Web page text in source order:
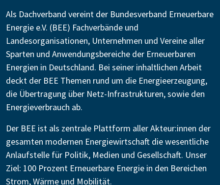
Als Dachverband vereint der Bundesverband Erneuerbare
Energie e.V. (BEE) Fachverbände und
Landesorganisationen, Unternehmen und Vereine aller
Sparten und Anwendungsbereiche der Erneuerbaren
Energien in Deutschland. Bei seiner inhaltlichen Arbeit
deckt der BEE Themen rund um die Energieerzeugung,
die Übertragung über Netz-Infrastrukturen, sowie den
Energieverbrauch ab.
Der BEE ist als zentrale Plattform aller Akteur:innen der
gesamten modernen Energiewirtschaft die wesentliche
Anlaufstelle für Politik, Medien und Gesellschaft. Unser
Ziel: 100 Prozent Erneuerbare Energie in den Bereichen
Strom, Wärme und Mobilität.